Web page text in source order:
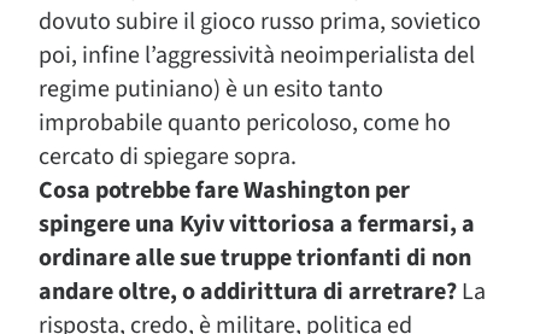
dovuto subire il gioco russo prima, sovietico
poi, infine l’aggressività neoimperialista del
regime putiniano) è un esito tanto
improbabile quanto pericoloso, come ho
cercato di spiegare sopra.
Cosa potrebbe fare Washington per
spingere una Kyiv vittoriosa a fermarsi, a
ordinare alle sue truppe trionfanti di non
andare oltre, o addirittura di arretrare?La
risposta, credo, è militare, politica ed